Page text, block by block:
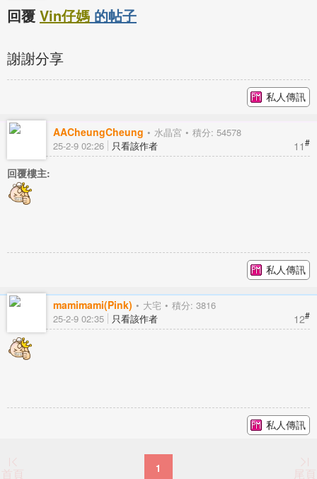
回覆 Vin仔媽 的帖子
謝謝分享
私人傳訊
AACheungCheung 水晶宮 積分: 54578
11#
25-2-9 02:26 只看該作者
回覆樓主:
私人傳訊
mamimami(Pink) 大宅 積分: 3816
12#
25-2-9 02:35 只看該作者
私人傳訊
首頁 1 尾頁